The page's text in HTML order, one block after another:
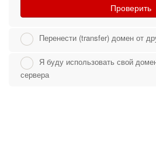
Проверить
Перенести (transfer) домен от
Я буду использовать свой
сервера